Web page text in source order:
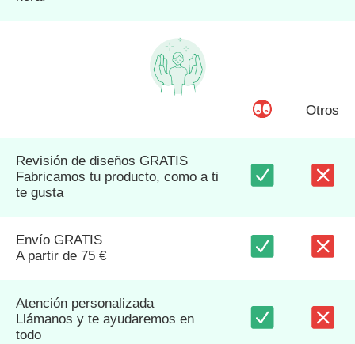
Otros
Revisión de diseños GRATIS
Fabricamos tu producto, como a ti
te gusta
Envío GRATIS
A partir de 75 €
Atención personalizada
Llámanos y te ayudaremos en
todo